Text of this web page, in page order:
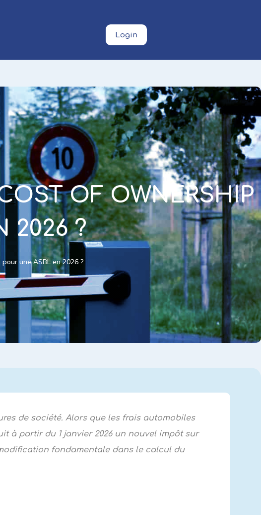
Login
OF OWNERSHIP
2026 ?
une ASBL en 2026 ?
de société. Alors que les frais automobiles
à partir du 1 janvier 2026 un nouvel impôt sur
fondamentale dans le calcul du